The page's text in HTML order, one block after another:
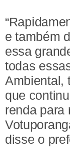
e também
essa
todas
Ambiental,
que
renda para
disse o